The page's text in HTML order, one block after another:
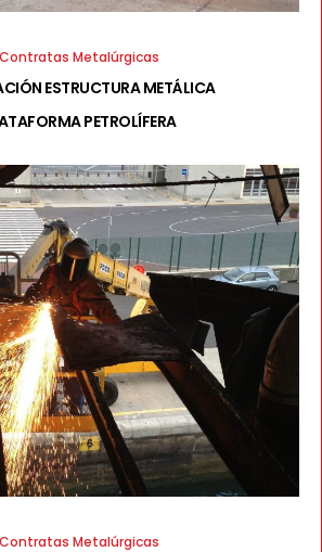
Contratas Metalúrgicas
ESTRUCTURA METÁLICA
PETROLÍFERA
Contratas Metalúrgicas